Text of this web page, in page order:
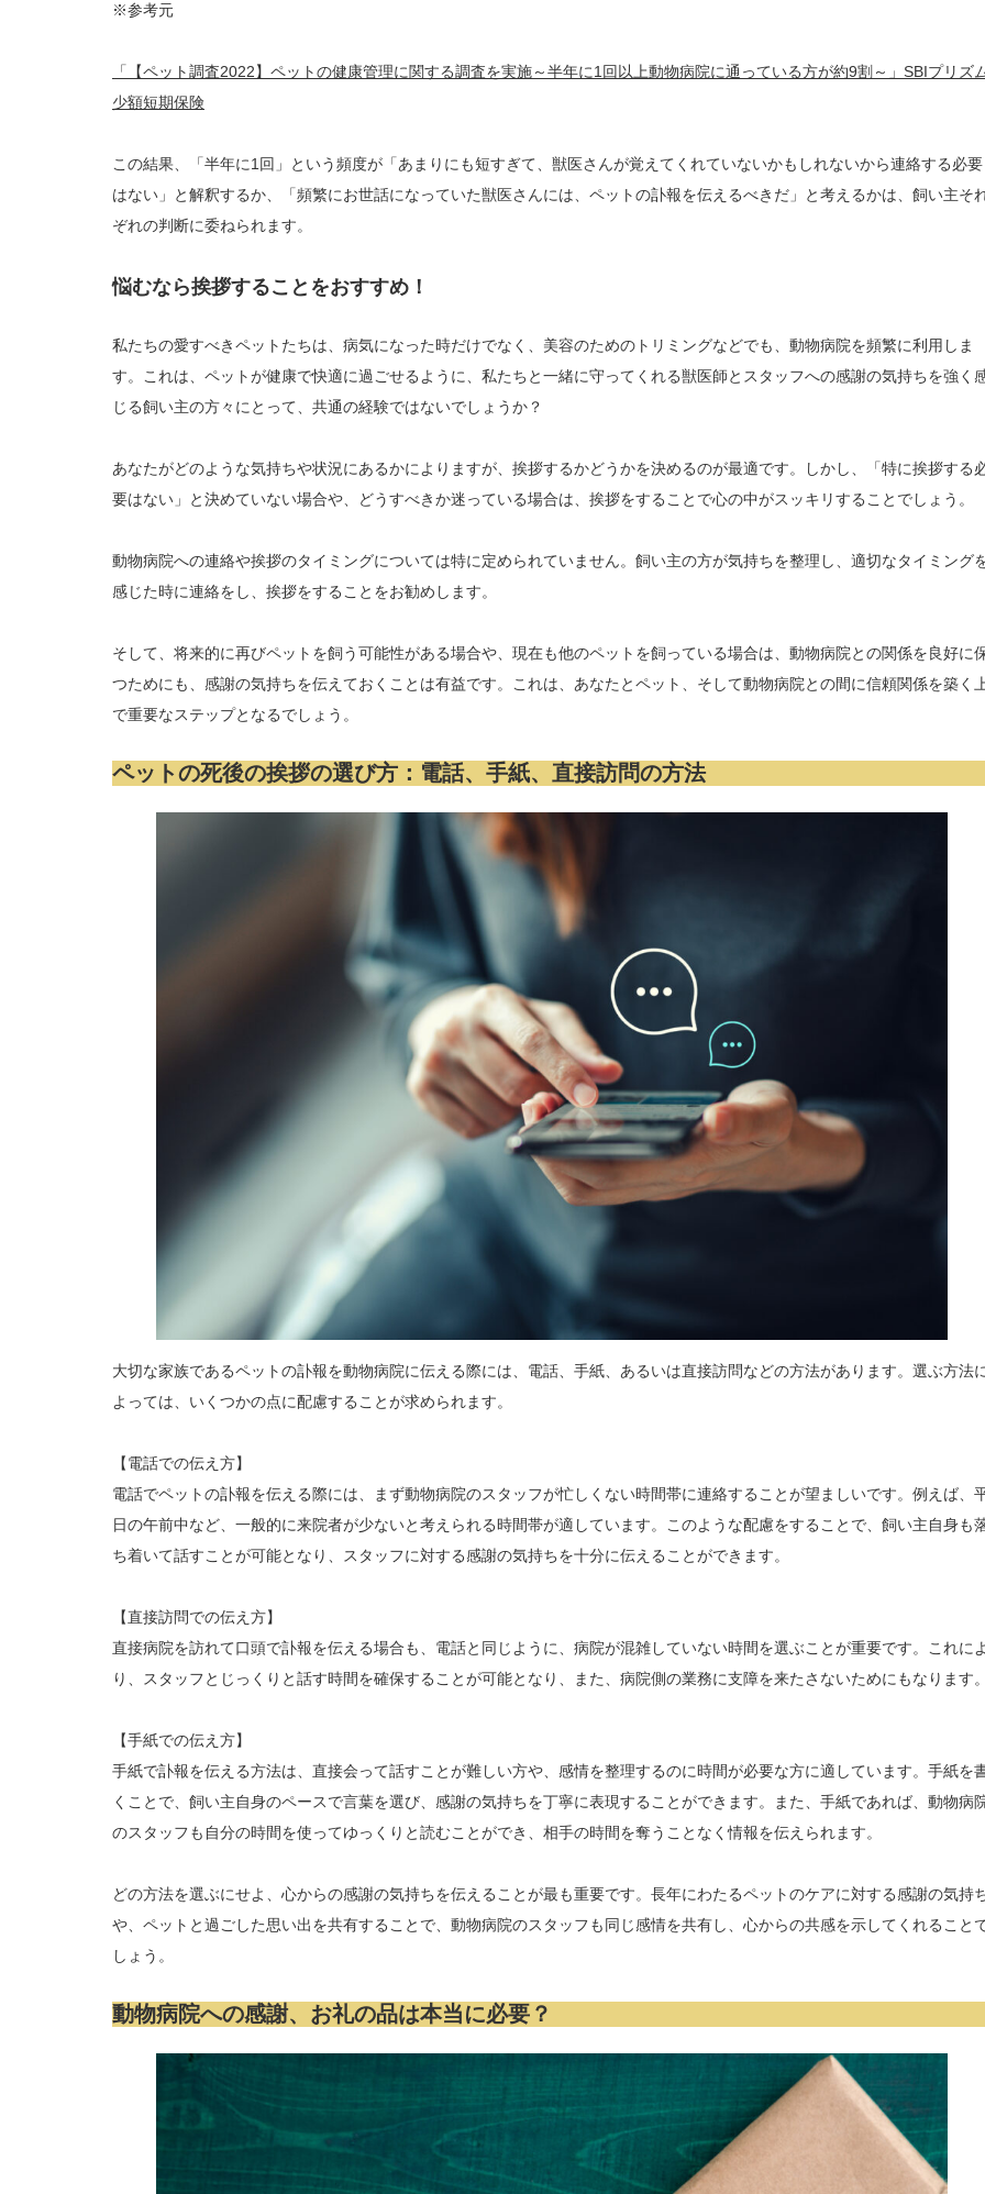
※参考元
「【ペット調査2022】ペットの健康管理に関する調査を実施～半年に1回以上動物病院に通っている方が約9割～」SBIプリズ
少額短期保険
この結果、「半年に1回」という頻度が「あまりにも短すぎて、獣医さんが覚えてくれていないかもしれないから連絡する必要
はない」と解釈するか、「頻繁にお世話になっていた獣医さんには、ペットの訃報を伝えるべきだ」と考えるかは、飼い主そ
ぞれの判断に委ねられます。
悩むなら挨拶することをおすすめ！
私たちの愛すべきペットたちは、病気になった時だけでなく、美容のためのトリミングなどでも、動物病院を頻繁に利用しま
す。これは、ペットが健康で快適に過ごせるように、私たちと一緒に守ってくれる獣医師とスタッフへの感謝の気持ちを強く
じる飼い主の方々にとって、共通の経験ではないでしょうか？
あなたがどのような気持ちや状況にあるかによりますが、挨拶するかどうかを決めるのが最適です。しかし、「特に挨拶する
要はない」と決めていない場合や、どうすべきか迷っている場合は、挨拶をすることで心の中がスッキリすることでしょう。
動物病院への連絡や挨拶のタイミングについては特に定められていません。飼い主の方が気持ちを整理し、適切なタイミング
感じた時に連絡をし、挨拶をすることをお勧めします。
そして、将来的に再びペットを飼う可能性がある場合や、現在も他のペットを飼っている場合は、動物病院との関係を良好に
つためにも、感謝の気持ちを伝えておくことは有益です。これは、あなたとペット、そして動物病院との間に信頼関係を築く
で重要なステップとなるでしょう。
ペットの死後の挨拶の選び方：電話、手紙、直接訪問の方法
大切な家族であるペットの訃報を動物病院に伝える際には、電話、手紙、あるいは直接訪問などの方法があります。選ぶ方法
よっては、いくつかの点に配慮することが求められます。
【電話での伝え方】
電話でペットの訃報を伝える際には、まず動物病院のスタッフが忙しくない時間帯に連絡することが望ましいです。例えば、
日の午前中など、一般的に来院者が少ないと考えられる時間帯が適しています。このような配慮をすることで、飼い主自身も
ち着いて話すことが可能となり、スタッフに対する感謝の気持ちを十分に伝えることができます。
【直接訪問での伝え方】
直接病院を訪れて口頭で訃報を伝える場合も、電話と同じように、病院が混雑していない時間を選ぶことが重要です。これによ
り、スタッフとじっくりと話す時間を確保することが可能となり、また、病院側の業務に支障を来たさないためにもなります。
【手紙での伝え方】
手紙で訃報を伝える方法は、直接会って話すことが難しい方や、感情を整理するのに時間が必要な方に適しています。手紙を
くことで、飼い主自身のペースで言葉を選び、感謝の気持ちを丁寧に表現することができます。また、手紙であれば、動物病
のスタッフも自分の時間を使ってゆっくりと読むことができ、相手の時間を奪うことなく情報を伝えられます。
どの方法を選ぶにせよ、心からの感謝の気持ちを伝えることが最も重要です。長年にわたるペットのケアに対する感謝の気持
や、ペットと過ごした思い出を共有することで、動物病院のスタッフも同じ感情を共有し、心からの共感を示してくれること
しょう。
動物病院への感謝、お礼の品は本当に必要？